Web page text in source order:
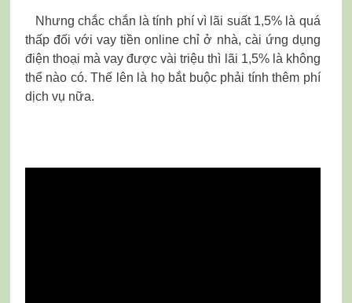
Nhưng chắc chắn là tính phí vì lãi suất 1,5% là quá
thấp đối với vay tiền online chỉ ở nhà, cài ứng dụng
điện thoại mà vay được vài triệu thì lãi 1,5% là không
thể nào có. Thế lên là họ bắt buộc phải tính thêm phí
dịch vụ nữa.